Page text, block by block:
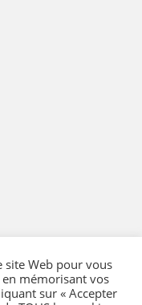
site Web pour vous
mémorisant vos
sur « Accepter